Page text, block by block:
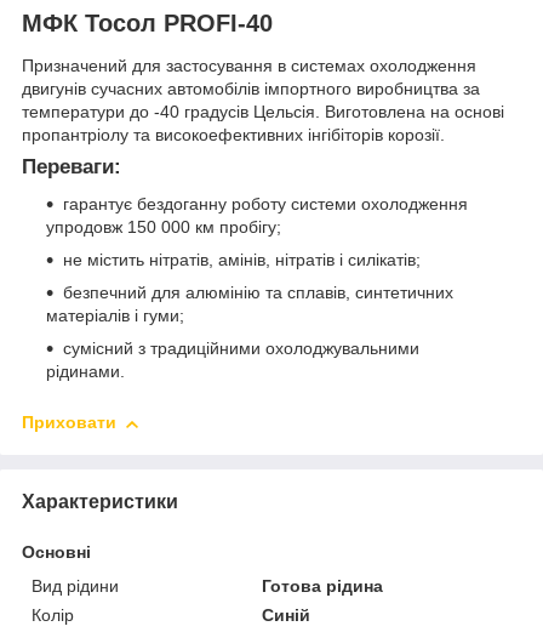
МФК Тосол PROFI-40
Призначений для застосування в системах охолодження
двигунів сучасних автомобілів імпортного виробництва за
температури до -40 градусів Цельсія. Виготовлена на основі
пропантріолу та високоефективних інгібіторів корозії.
Переваги:
гарантує бездоганну роботу системи охолодження
упродовж 150 000 км пробігу;
не містить нітратів, амінів, нітратів і силікатів;
безпечний для алюмінію та сплавів, синтетичних
матеріалів і гуми;
сумісний з традиційними охолоджувальними
рідинами.
Приховати
Характеристики
Основні
Вид рідини
Готова рідина
Колір
Синій